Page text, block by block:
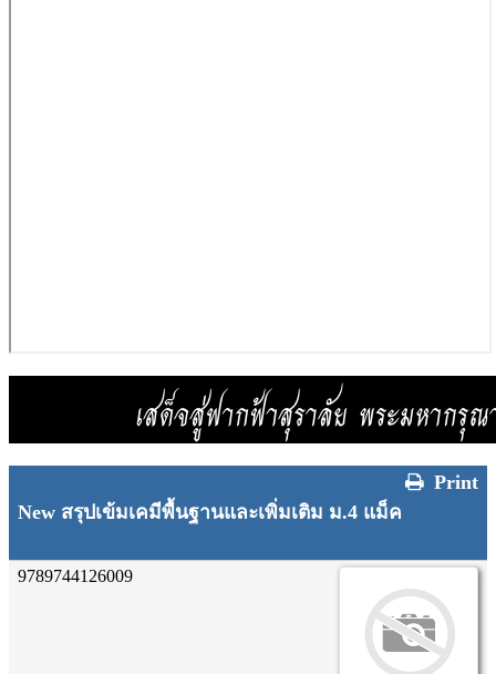
Print
New สรุปเข้มเคมีพื้นฐานและเพิ่มเติม ม.4 แม็ค
9789744126009